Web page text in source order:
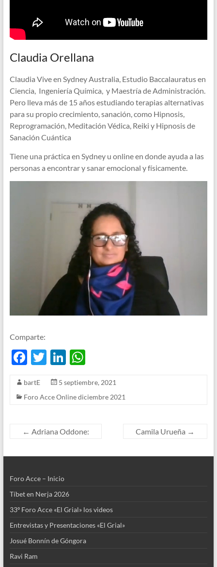
Claudia Orellana
Claudia Vive en Sydney Australia, Estudio Baccalauratus en
Ciencia, Ingeniería Química, y Maestría de Administración.
Pero lleva más de 15 años estudiando terapias alternativas
para su propio crecimiento, sanación, como Hipnosis,
Reprogramación, Meditación Védica, Reiki y Hipnosis de
Sanación Cuántica
Tiene una práctica en Sydney u online en donde ayuda a las
personas a encontrar y sanar emocional y físicamente.
Comparte:
F
e
b
o
T
itt
er
Li
k
e
n
W
at
s
p
bartE
5 septiembre, 2021
Foro Acce Online diciembre 2021
← Adriana Oddone: Camila Urueña →
Foro Acce – Inicio
Tíbet en Nerja 2026
33º Foro Acce «El Grial» los videos
Entrevistas y Presentaciones «El Grial»
Josué Bonnín de Góngora
Ravi Ram
d
n
p